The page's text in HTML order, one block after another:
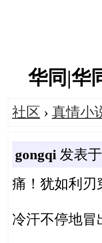
华同|华
社区 › 真情小
gongqi 发表
痛！犹如利刃
冷汗不停地冒